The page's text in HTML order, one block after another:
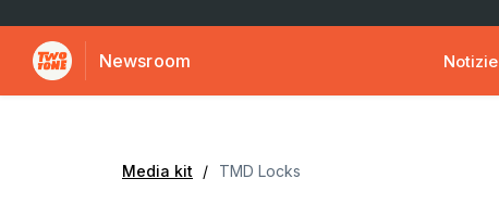
Newsroom Notizie
Media kit TMD Locks